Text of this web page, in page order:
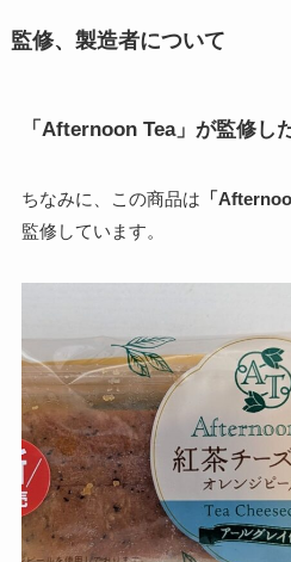
監修、製造者について
「Afternoon Tea」が監修し
ちなみに、この商品は 「
監修しています。